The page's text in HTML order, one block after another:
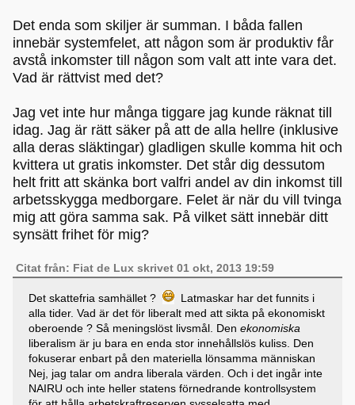
Det enda som skiljer är summan. I båda fallen
innebär systemfelet, att någon som är produktiv får
avstå inkomster till någon som valt att inte vara det.
Vad är rättvist med det?
Jag vet inte hur många tiggare jag kunde räknat till
idag. Jag är rätt säker på att de alla hellre (inklusive
alla deras släktingar) gladligen skulle komma hit och
kvittera ut gratis inkomster. Det står dig dessutom
helt fritt att skänka bort valfri andel av din inkomst till
arbetsskygga medborgare. Felet är när du vill tvinga
mig att göra samma sak. På vilket sätt innebär ditt
synsätt frihet för mig?
Citat från: Fiat de Lux skrivet 01 okt, 2013 19:59
Det skattefria samhället ?
Latmaskar har det funnits i
alla tider. Vad är det för liberalt med att sikta på ekonomiskt
oberoende ? Så meningslöst livsmål. Den ekonomiska
liberalism är ju bara en enda stor innehållslös kuliss. Den
fokuserar enbart på den materiella lönsamma människan
Nej, jag talar om andra liberala värden. Och i det ingår inte
NAIRU och inte heller statens förnedrande kontrollsystem